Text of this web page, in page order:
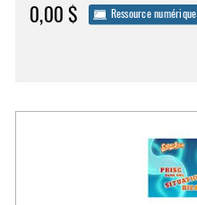
0,00 $ Ressource numérique